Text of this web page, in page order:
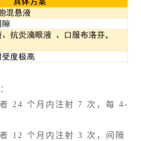
24 个月内注射 7 次，每 4-
12 个月内注射 3 次，间隔